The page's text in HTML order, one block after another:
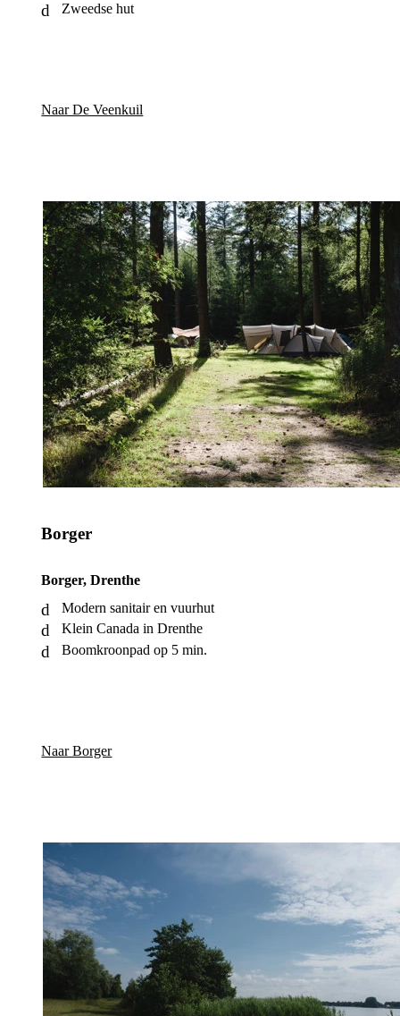
Zweedse hut
Naar De Veenkuil
Borger
Borger, Drenthe
Modern sanitair en vuurhut
Klein Canada in Drenthe
Boomkroonpad op 5 min.
Naar Borger